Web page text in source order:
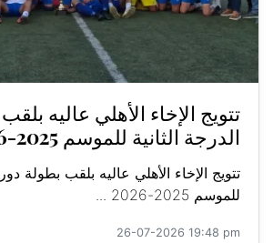
تتويج الإخاء الأهلي عاليه
الدرجة الثانية للموسم 2025-2026
تتويج الإخاء الأهلي عاليه بلقب بطولة
للموسم 2025-2026 ...
26-07-2026 19:48 pm